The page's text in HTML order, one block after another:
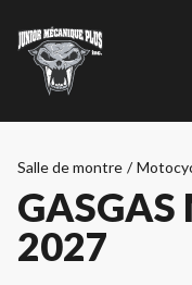
Salle de montre /
2027